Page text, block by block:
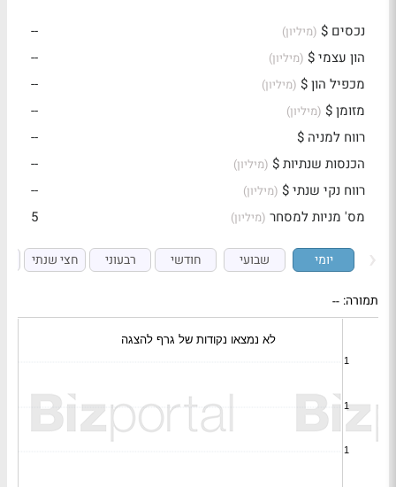
נכסים $ (מיליון)
--
הון עצמי $ (מיליון)
--
מכפיל הון $ (מיליון)
--
מזומן $ (מיליון)
--
רווח למניה $
--
הכנסות שנתיות $ (מיליון)
--
רווח נקי שנתי $ (מיליון)
--
מס' מניות למסחר (מיליון) 5
יומי שבועי חודשי רבעוני חצי שנתי
תמורה: --